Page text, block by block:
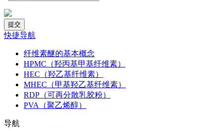
快捷导航
纤维素醚的基本概念
HPMC（羟丙基甲基纤维素）
HEC（羟乙基纤维素）
MHEC（甲基羟乙基纤维素）
RDP（可再分散乳胶粉）
PVA（聚乙烯醇）
导航